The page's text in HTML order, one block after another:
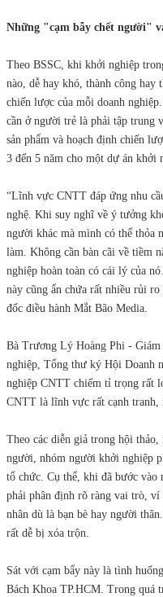
Những "cạm bẫy chết người"
Theo BSSC, khi khởi nghiệp
nào, dễ hay khó, thành công
chiến lược của mỗi doanh
cần ở người trẻ là phải tập trung
sản phẩm và hoạch định chiến
3 đến 5 năm cho một dự án khởi
“Lĩnh vực CNTT đáp ứng nhu
nghệ. Khi suy nghĩ về ý tưởng
người khác mà mình có thể thỏa
làm. Không cần bàn cãi về tiềm
nghiệp hoàn toàn có cái lý của
này cũng ẩn chứa rất nhiều rủi
đốc điều hành Mắt Bão Media.
Bà Trương Lý Hoàng Phi -
nghiệp, Tổng thư ký Hội Doanh
nghiệp CNTT chiếm tỉ trọng rất
CNTT là lĩnh vực rất cạnh tranh,
Theo các diễn giả trong hội
người, nhóm người khởi nghiệp
tổ chức. Cụ thể, khi đã bước
phải phân định rõ ràng vai trò,
nhân dù là bạn bè hay người
rất dễ bị xóa trộn.
Sát với cạm bẩy này là tình
Bách Khoa TP.HCM. Trong quá